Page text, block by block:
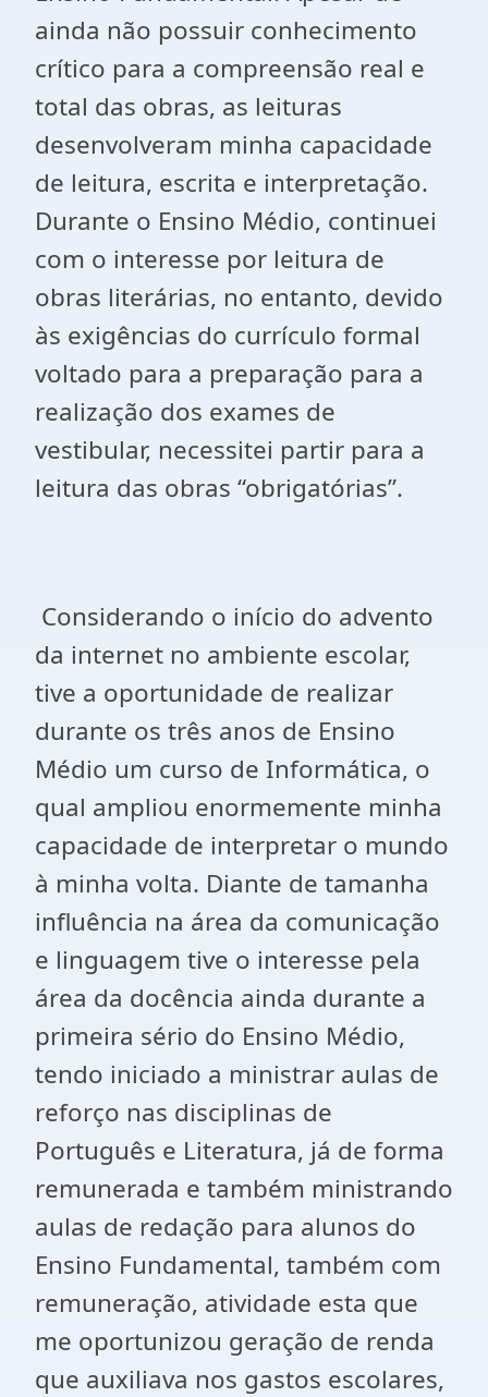
ainda não possuir conhecimento
crítico para a compreensão real e
total das obras, as leituras
desenvolveram minha capacidade
de leitura, escrita e interpretação.
Durante o Ensino Médio, continuei
com o interesse por leitura de
obras literárias, no entanto, devido
às exigências do currículo formal
voltado para a preparação para a
realização dos exames de
vestibular, necessitei partir para a
leitura das obras “obrigatórias”.
Considerando o início do advento
da internet no ambiente escolar,
tive a oportunidade de realizar
durante os três anos de Ensino
Médio um curso de Informática, o
qual ampliou enormemente minha
capacidade de interpretar o mundo
à minha volta. Diante de tamanha
influência na área da comunicação
e linguagem tive o interesse pela
área da docência ainda durante a
primeira sério do Ensino Médio,
tendo iniciado a ministrar aulas de
reforço nas disciplinas de
Português e Literatura, já de forma
remunerada e também ministrando
aulas de redação para alunos do
Ensino Fundamental, também com
remuneração, atividade esta que
me oportunizou geração de renda
que auxiliava nos gastos escolares,